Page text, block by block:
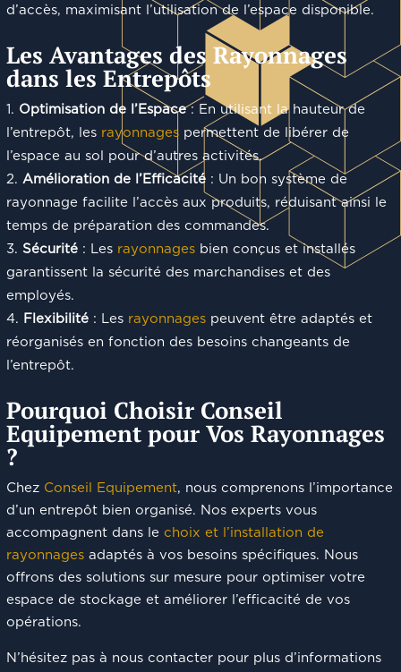
d’accès, maximisant l’utilisation de l’espace disponible.
Les Avantages des Rayonnages
dans les Entrepôts
Optimisation de l’Espace: En utilisant la hauteur de
l’entrepôt, les rayonnagespermettent de libérer de
l’espace au sol pour d’autres activités.
Amélioration de l’Efficacité: Un bon système de
rayonnage facilite l’accès aux produits, réduisant ainsi le
temps de préparation des commandes.
Sécurité: Les rayonnagesbien conçus et installés
garantissent la sécurité des marchandises et des
employés.
Flexibilité: Les rayonnagespeuvent être adaptés et
réorganisés en fonction des besoins changeants de
l’entrepôt.
Pourquoi Choisir Conseil
Equipement pour Vos Rayonnages
?
Chez Conseil Equipement, nous comprenons l’importance
d’un entrepôt bien organisé. Nos experts vous
accompagnent dans le choix et l’installation de
rayonnagesadaptés à vos besoins spécifiques. Nous
offrons des solutions sur mesure pour optimiser votre
espace de stockage et améliorer l’efficacité de vos
opérations.
N’hésitez pas à nous contacter pour plus d’informations